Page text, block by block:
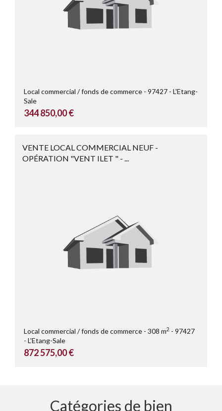
Local commercial / fonds de commerce 97427
L'Etang-
Sale
344 850,00 €
VENTE LOCAL COMMERCIAL NEUF -
OPÉRATION "VENT ILET " - ...
Local commercial / fonds de commerce 308 m2
97427
L'Etang-Sale
872 575,00 €
Catégories de bien